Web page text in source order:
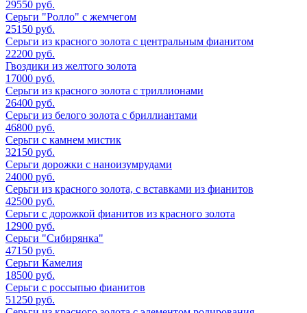
29550 руб.
Серьги "Ролло" с жемчегом
25150 руб.
Серьги из красного золота с центральным фианитом
22200 руб.
Гвоздики из желтого золота
17000 руб.
Серьги из красного золота с триллионами
26400 руб.
Серьги из белого золота с бриллиантами
46800 руб.
Серьги с камнем мистик
32150 руб.
Серьги дорожки с наноизумрудами
24000 руб.
Серьги из красного золота, с вставками из фианитов
42500 руб.
Серьги с дорожкой фианитов из красного золота
12900 руб.
Серьги "Сибирянка"
47150 руб.
Серьги Камелия
18500 руб.
Серьги с россыпью фианитов
51250 руб.